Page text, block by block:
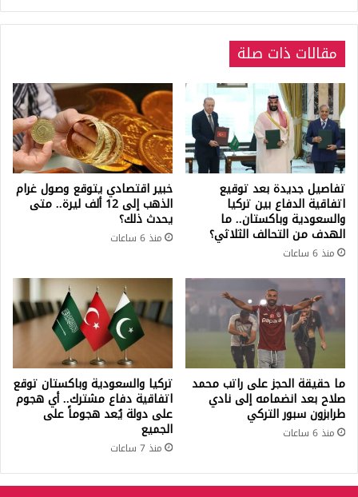
مقالات ذات صلة
تفاصيل جديدة بعد توقيع
اتفاقية الدفاع بين تركيا
والسعودية وباكستان.. ما
الهدف من التحالف الثلاثي؟
منذ 6 ساعات
خبير اقتصادي يتوقع وصول غرام
الذهب إلى 12 ألف ليرة.. متى
يحدث ذلك؟
منذ 6 ساعات
ما حقيقة الحجز على راتب محمد
صلاح بعد انضمامه إلى نادي
طرابزون سبور التركي
منذ 6 ساعات
تركيا والسعودية وباكستان توقع
اتفاقية دفاع مشترك.. أي هجوم
على دولة يُعد هجوماً على
الجميع
منذ 7 ساعات